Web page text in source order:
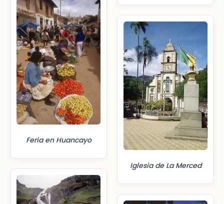
Feria en Huancayo
Iglesia de La Merced